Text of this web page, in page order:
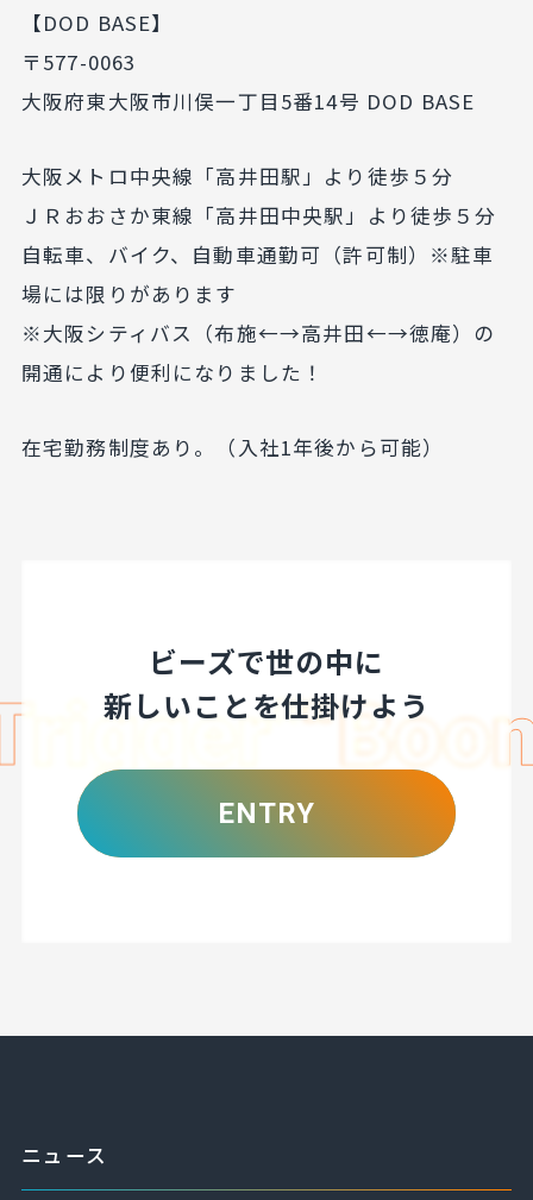
【DOD BASE】
〒577-0063
大阪府東大阪市川俣一丁目5番14号 DOD BASE
大阪メトロ中央線「高井田駅」より徒歩５分
ＪＲおおさか東線「高井田中央駅」より徒歩５分
自転車、バイク、自動車通勤可（許可制）※駐車
場には限りがあります
※大阪シティバス（布施←→高井田←→徳庵）の
開通により便利になりました！
在宅勤務制度あり。（入社1年後から可能）
ビーズで世の中に
新しいことを仕掛けよう
ENTRY
ニュース